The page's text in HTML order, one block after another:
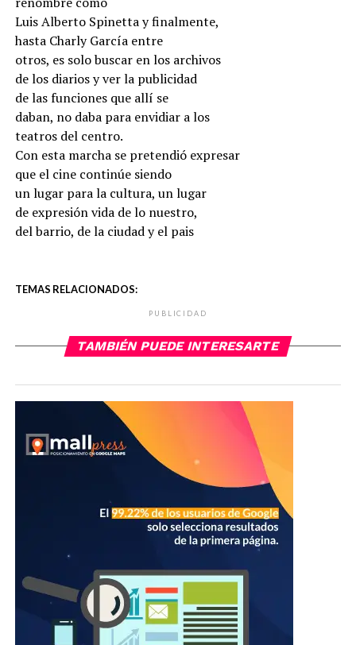
Luis Alberto Spinetta y finalmente,
hasta Charly García entre
otros, es solo buscar en los archivos
de los diarios y ver la publicidad
de las funciones que allí se
daban, no daba para envidiar a los
teatros del centro.
Con esta marcha se pretendió expresar
que el cine continúe siendo
un lugar para la cultura, un lugar
de expresión vida de lo nuestro,
del barrio, de la ciudad y el pais
TEMAS RELACIONADOS:
PUBLICIDAD
TAMBIÉN PUEDE INTERESARTE